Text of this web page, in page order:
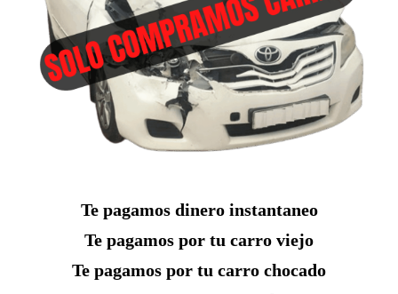
Te pagamos dinero instantaneo
Te pagamos por tu carro viejo
Te pagamos por tu carro chocado